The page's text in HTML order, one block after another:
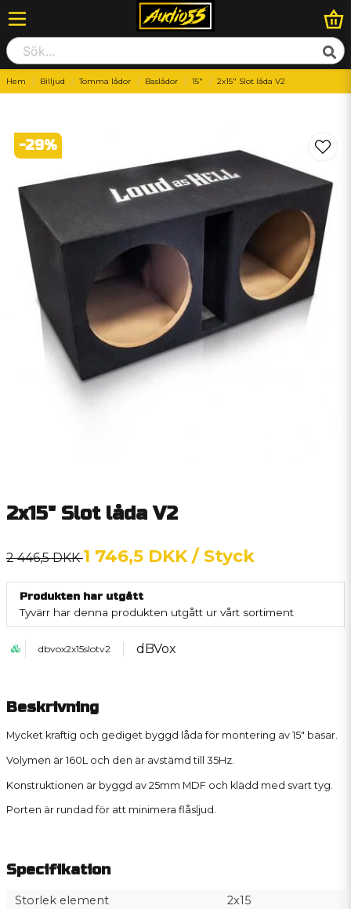
Hem Billjud Tomma lådor Baslådor 15" 2x15" Slot låda V2
-29%
2x15" Slot låda V2
2 446,5 DKK1 746,5 DKK / Styck
Produkten har utgått
Tyvärr har denna produkten utgått ur vårt sortiment
dbvox2x15slotv2 dBVox
Beskrivning
Mycket kraftig och gediget byggd låda för montering av 15" basar.
Volymen är 160L och den är avstämd till 35Hz.
Konstruktionen är byggd av 25mm MDF och klädd med svart tyg.
Porten är rundad för att minimera flåsljud.
Specifikation
Storlek element
2x15